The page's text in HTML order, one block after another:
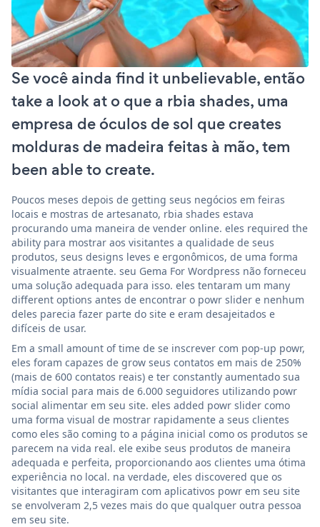
Se você ainda find it unbelievable, então
take a look at o que a rbia shades, uma
empresa de óculos de sol que creates
molduras de madeira feitas à mão, tem
been able to create.
Poucos meses depois de getting seus negócios em feiras
locais e mostras de artesanato, rbia shades estava
procurando uma maneira de vender online. eles required the
ability para mostrar aos visitantes a qualidade de seus
produtos, seus designs leves e ergonômicos, de uma forma
visualmente atraente. seu Gema For Wordpress não forneceu
uma solução adequada para isso. eles tentaram um many
different options antes de encontrar o powr slider e nenhum
deles parecia fazer parte do site e eram desajeitados e
difíceis de usar.
Em a small amount of time de se inscrever com pop-up powr,
eles foram capazes de grow seus contatos em mais de 250%
(mais de 600 contatos reais) e ter constantly aumentado sua
mídia social para mais de 6.000 seguidores utilizando powr
social alimentar em seu site. eles added powr slider como
uma forma visual de mostrar rapidamente a seus clientes
como eles são coming to a página inicial como os produtos se
parecem na vida real. ele exibe seus produtos de maneira
adequada e perfeita, proporcionando aos clientes uma ótima
experiência no local. na verdade, eles discovered que os
visitantes que interagiram com aplicativos powr em seu site
se envolveram 2,5 vezes mais do que qualquer outra pessoa
em seu site.